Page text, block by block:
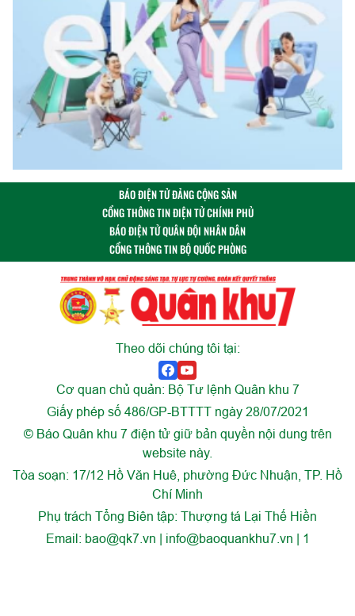
BÁO ĐIỆN TỬ ĐẢNG CỘNG SẢN
CỔNG THÔNG TIN ĐIỆN TỬ CHÍNH PHỦ
BÁO ĐIỆN TỬ QUÂN ĐỘI NHÂN DÂN
CỔNG THÔNG TIN BỘ QUỐC PHÒNG
Theo dõi chúng tôi tại:
Cơ quan chủ quản: Bộ Tư lệnh Quân khu 7
Giấy phép số 486/GP-BTTTT ngày 28/07/2021
© Báo Quân khu 7 điện tử giữ bản quyền nội dung trên
website này.
Tòa soạn: 17/12 Hồ Văn Huê, phường Đức Nhuận, TP. Hồ
Chí Minh
Phụ trách Tổng Biên tập: Thượng tá Lại Thế Hiền
Email: bao@qk7.vn | info@baoquankhu7.vn | 1